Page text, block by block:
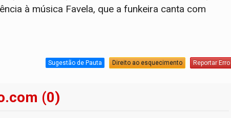
à música Favela, que a funkeira canta com
Sugestão de Pauta Direito ao esquecimento Reportar Erro
(0)